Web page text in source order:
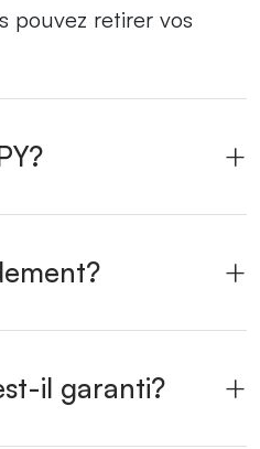
pouvez retirer vos
il garanti?